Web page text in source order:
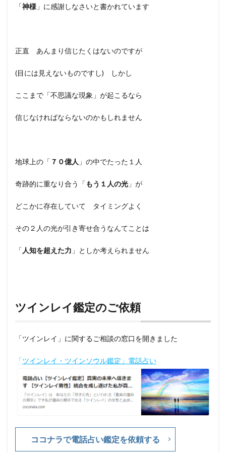
「神様 」に感謝しなさいと書かれています
正直 あんまり信じたくはないのですが
(目には見えないものですし) しかし
ここまで「不思議な現象」が起こるなら
信じなければならないのかもしれません
地球上の「 ７０億人 」の中でたった１人
奇跡的に重なり合う「もう１人の光 」が
どこかに存在していて タイミングよく
その２人の光が引き寄せ合うなんてことは
「 人知を超えた力 」としか考えられません
ツインレイ鑑定のご依頼
「ツインレイ」に関するご相談の窓口を開きました
「ツインレイ・ツインソウル鑑定」電話占い
ココナラで電話占い鑑定を依頼する